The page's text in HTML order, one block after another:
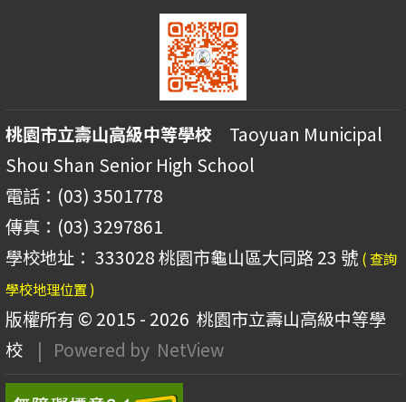
桃園市立壽山高級中等學校 Taoyuan Municipal
Shou Shan Senior High School
電話：(03) 3501778
傳真：(03) 3297861
學校地址： 333028 桃園市龜山區大同路 23 號 ( 查詢
學校地理位置 )
版權所有 © 2015 - 2026 桃園市立壽山高級中等學
校
| Powered by NetView